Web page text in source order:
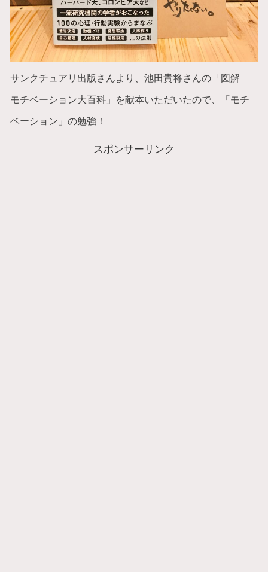
サンクチュアリ出版さんより、池田貴将さんの「図解
モチベーション大百科」を献本いただいたので、「モチ
ベーション」の勉強！
スポンサーリンク